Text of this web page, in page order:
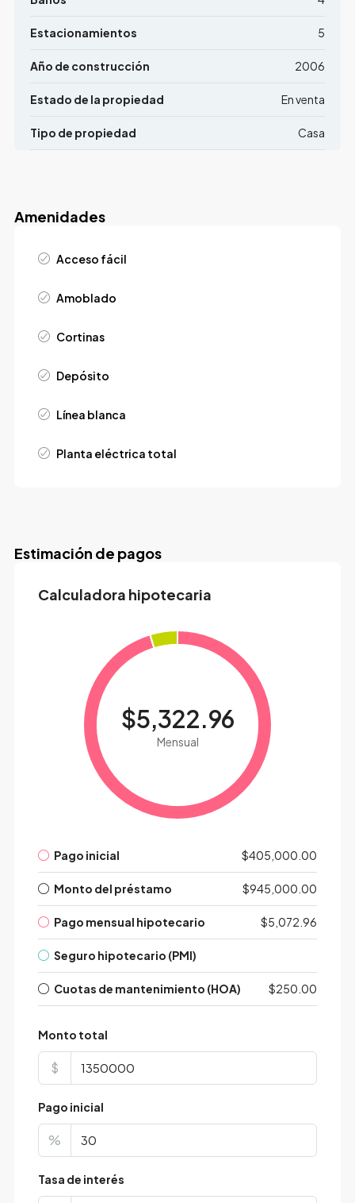
Estacionamientos 5
Año de construcción 2006
Estado de la propiedad En venta
Tipo de propiedad Casa
Amenidades
Acceso fácil
Amoblado
Cortinas
Depósito
Línea blanca
Planta eléctrica total
Estimación de pagos
Calculadora hipotecaria
$5,322.96
Mensual
Pago inicial $405,000.00
Monto del préstamo $945,000.00
Pago mensual hipotecario $5,072.96
Seguro hipotecario (PMI)
Cuotas de mantenimiento (HOA) $250.00
Monto total
$
Pago inicial
%
Tasa de interés